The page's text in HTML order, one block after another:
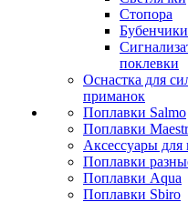
Стопора
Бубенчики
поклевки
Оснастка для
приманок
Поплавки Salmo
Поплавки
Аксессуары для
Поплавки
Поплавки Aqua
Поплавки Sbiro